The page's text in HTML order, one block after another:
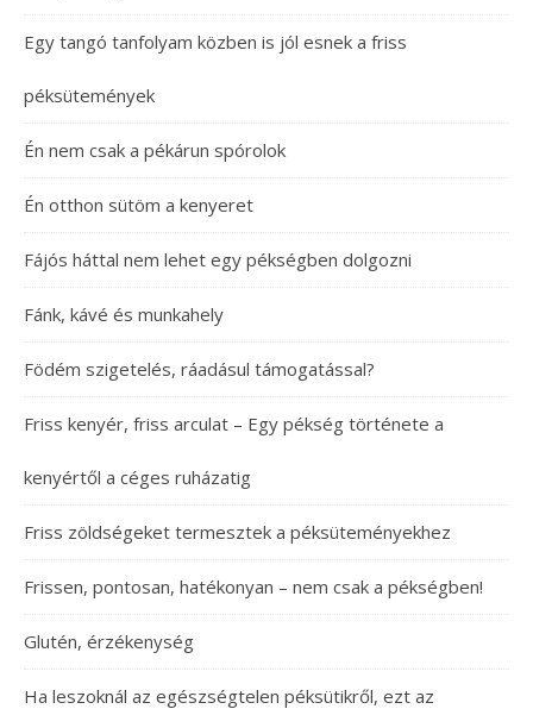
Egy tangó tanfolyam közben is jól esnek a friss
péksütemények
Én nem csak a pékárun spórolok
Én otthon sütöm a kenyeret
Fájós háttal nem lehet egy pékségben dolgozni
Fánk, kávé és munkahely
Födém szigetelés, ráadásul támogatással?
Friss kenyér, friss arculat – Egy pékség története a
kenyértől a céges ruházatig
Friss zöldségeket termesztek a péksüteményekhez
Frissen, pontosan, hatékonyan – nem csak a pékségben!
Glutén, érzékenység
Ha leszoknál az egészségtelen péksütikről, ezt az